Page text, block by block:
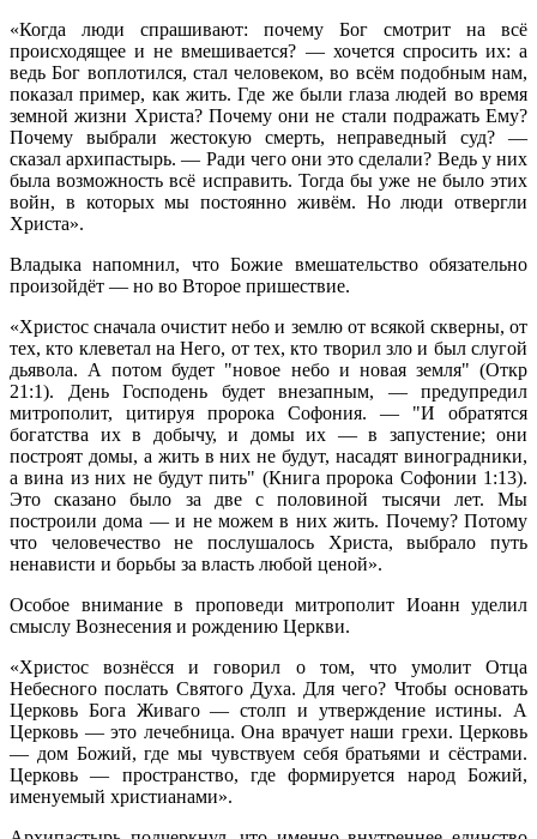
«Когда люди спрашивают: почему Бог смотрит на всё
происходящее и не вмешивается? — хочется спросить их: а
ведь Бог воплотился, стал человеком, во всём подобным нам,
показал пример, как жить. Где же были глаза людей во время
земной жизни Христа? Почему они не стали подражать Ему?
Почему выбрали жестокую смерть, неправедный суд? —
сказал архипастырь. — Ради чего они это сделали? Ведь у них
была возможность всё исправить. Тогда бы уже не было этих
войн, в которых мы постоянно живём. Но люди отвергли
Христа».
Владыка напомнил, что Божие вмешательство обязательно
произойдёт — но во Второе пришествие.
«Христос сначала очистит небо и землю от всякой скверны, от
тех, кто клеветал на Него, от тех, кто творил зло и был слугой
дьявола. А потом будет "новое небо и новая земля" (Откр
21:1). День Господень будет внезапным, — предупредил
митрополит, цитируя пророка Софония. — "И обратятся
богатства их в добычу, и домы их — в запустение; они
построят домы, а жить в них не будут, насадят виноградники,
а вина из них не будут пить" (Книга пророка Софонии 1:13).
Это сказано было за две с половиной тысячи лет. Мы
построили дома — и не можем в них жить. Почему? Потому
что человечество не послушалось Христа, выбрало путь
ненависти и борьбы за власть любой ценой».
Особое внимание в проповеди митрополит Иоанн уделил
смыслу Вознесения и рождению Церкви.
«Христос вознёсся и говорил о том, что умолит Отца
Небесного послать Святого Духа. Для чего? Чтобы основать
Церковь Бога Живаго — столп и утверждение истины. А
Церковь — это лечебница. Она врачует наши грехи. Церковь
— дом Божий, где мы чувствуем себя братьями и сёстрами.
Церковь — пространство, где формируется народ Божий,
именуемый христианами».